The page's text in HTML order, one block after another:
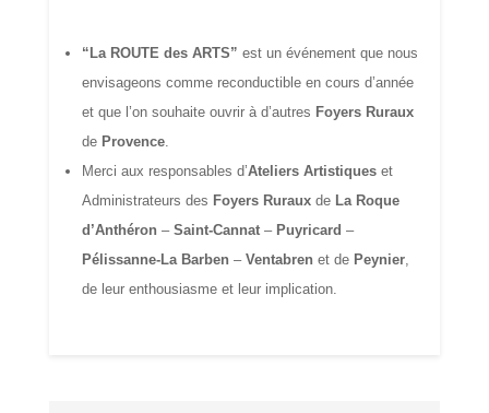
“La ROUTE des ARTS” est un événement que nous
envisageons comme reconductible en cours d’année
et que l’on souhaite ouvrir à d’autres Foyers Ruraux
de Provence.
Merci aux responsables d’Ateliers Artistiques et
Administrateurs des Foyers Rurauxde La Roque
d’Anthéron – Saint-Cannat– Puyricard –
Pélissanne-La Barben – Ventabren et dePeynier,
de leur enthousiasme et leur implication.